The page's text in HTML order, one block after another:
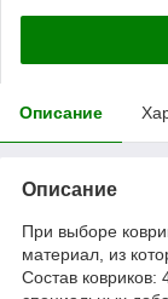
Описание
Описание
При выборе
материал, из
Состав ковриков: